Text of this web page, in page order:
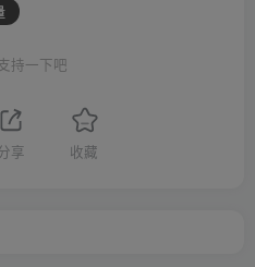
持一下吧
享 收藏